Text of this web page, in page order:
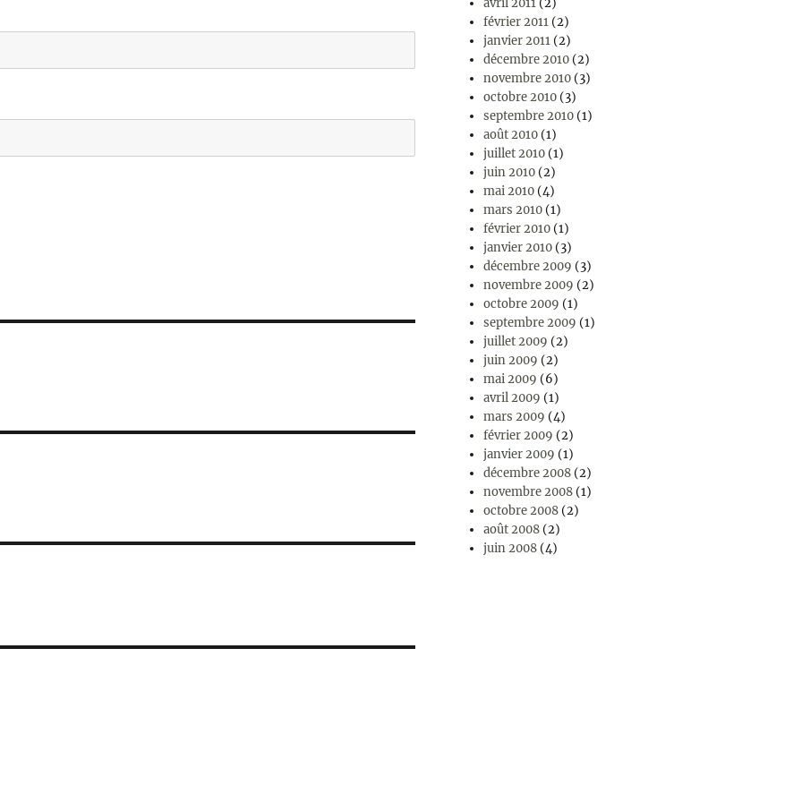
avril 2011 (2)
février 2011 (2)
janvier 2011 (2)
décembre 2010 (2)
novembre 2010 (3)
octobre 2010 (3)
septembre 2010 (1)
août 2010 (1)
juillet 2010 (1)
juin 2010 (2)
mai 2010 (4)
mars 2010 (1)
février 2010 (1)
janvier 2010 (3)
décembre 2009 (3)
novembre 2009 (2)
octobre 2009 (1)
septembre 2009 (1)
juillet 2009 (2)
juin 2009 (2)
mai 2009 (6)
avril 2009 (1)
mars 2009 (4)
février 2009 (2)
janvier 2009 (1)
décembre 2008 (2)
novembre 2008 (1)
octobre 2008 (2)
août 2008 (2)
juin 2008 (4)